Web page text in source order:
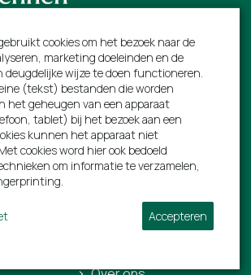
Volg ons:
21
Informatie
Ons volledig aanbod
Last minutes
Bezienswaardigheden
cookies om het bezoek naar de
marketing doeleinden en de
deugdelijke wijze te doen functioneren.
(tekst) bestanden die worden
het geheugen van een apparaat
tablet) bij het bezoek aan een
kunnen het apparaat niet
cookies word hier ook bedoeld
om informatie te verzamelen,
Accepteren